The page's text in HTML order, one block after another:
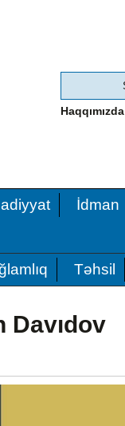
Haqqımızda
İdman
Təhsil
Davıdov